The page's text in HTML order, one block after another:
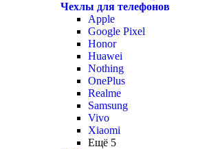
Чехлы для телефонов
Apple
Google Pixel
Honor
Huawei
Nothing
OnePlus
Realme
Samsung
Vivo
Xiaomi
Ещё 5